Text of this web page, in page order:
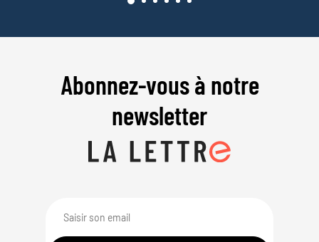
Abonnez-vous à notre
newsletter